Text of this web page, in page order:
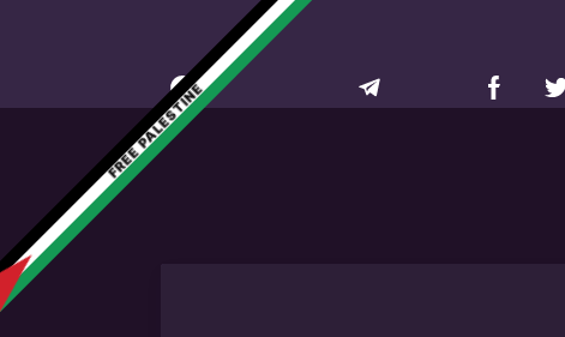
FREE PALESTINE